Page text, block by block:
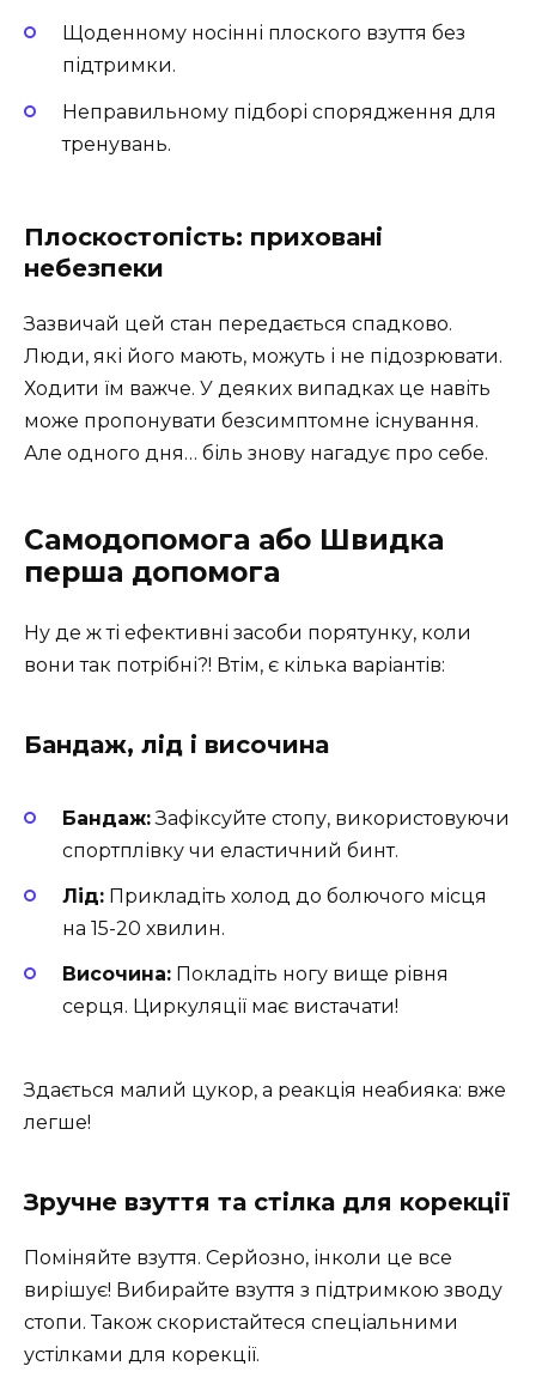
Щоденному носінні плоского взуття без
підтримки.
Неправильному підборі спорядження для
тренувань.
Плоскостопість: приховані
небезпеки
Зазвичай цей стан передається спадково.
Люди, які його мають, можуть і не підозрювати.
Ходити їм важче. У деяких випадках це навіть
може пропонувати безсимптомне існування.
Але одного дня… біль знову нагадує про себе.
Самодопомога або Швидка
перша допомога
Ну де ж ті ефективні засоби порятунку, коли
вони так потрібні?! Втім, є кілька варіантів:
Бандаж, лід і височина
Бандаж:Зафіксуйте стопу, використовуючи
спортплівку чи еластичний бинт.
Лід: Прикладіть холод до болючого місця
на 15-20 хвилин.
Височина: Покладіть ногу вище рівня
серця. Циркуляції має вистачати!
Здається малий цукор, а реакція неабияка: вже
легше!
Зручне взуття та стілка для корекції
Поміняйте взуття. Серйозно, інколи це все
вирішує! Вибирайте взуття з підтримкою зводу
стопи. Також скористайтеся спеціальними
устілками для корекції.